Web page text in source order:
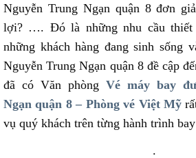
Nguyễn Trung Ngạn quận 8 đơn
lợi? …. Đó là những nhu cầu thiết
những khách hàng đang sinh sống
Nguyễn Trung Ngạn quận 8 đề cập
đã có Văn phòng Vé máy bay
Ngạn quận 8 – Phòng vé Việt Mỹ
vụ quý khách trên từng hành trình
.